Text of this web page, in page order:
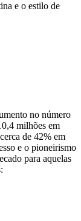
e o estilo de
no número
milhões em
de 42% em
e o pioneirismo
para aquelas